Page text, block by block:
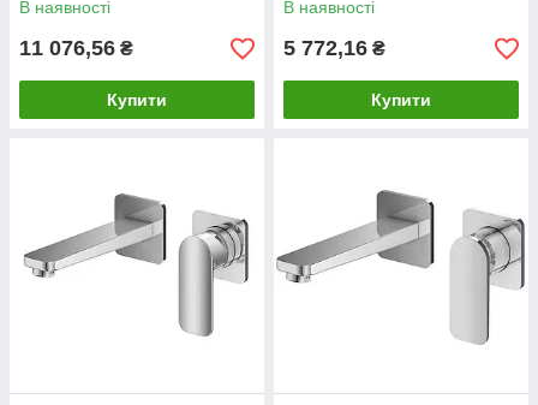
В наявності
11 076,56 ₴
Купити
В наявності
5 772,16 ₴
Купити